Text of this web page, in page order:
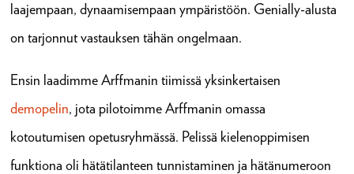
laajempaan, dynaamisempaan ympäristöön. Genially-alusta
on tarjonnut vastauksen tähän ongelmaan.
Ensin laadimme Arffmanin tiimissä yksinkertaisen
demopelin, jota pilotoimme Arffmanin omassa
kotoutumisen opetusryhmässä. Pelissä kielenoppimisen
funktiona oli hätätilanteen tunnistaminen ja hätänumeroon